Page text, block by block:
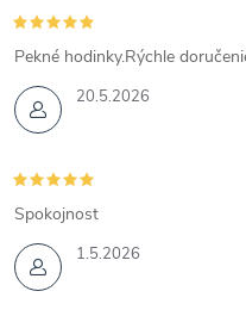
20.5.2026
Pekné hodinky.Rýchle
1.5.2026
Spokojnost